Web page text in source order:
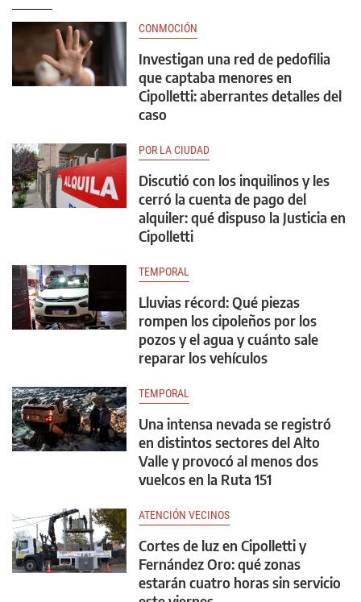
CONMOCIÓN
Investigan una red de pedofilia
que captaba menores en
Cipolletti: aberrantes detalles del
caso
POR LA CIUDAD
Discutió con los inquilinos y les
cerró la cuenta de pago del
alquiler: qué dispuso la Justicia en
Cipolletti
TEMPORAL
Lluvias récord: Qué piezas
rompen los cipoleños por los
pozos y el agua y cuánto sale
reparar los vehículos
TEMPORAL
Una intensa nevada se registró
en distintos sectores del Alto
Valle y provocó al menos dos
vuelcos en la Ruta 151
ATENCIÓN VECINOS
Cortes de luz en Cipolletti y
Fernández Oro: qué zonas
estarán cuatro horas sin servicio